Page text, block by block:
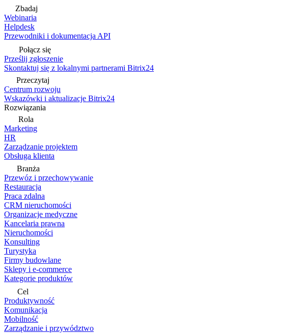
Zbadaj
Webinaria
Helpdesk
Przewodniki i dokumentacja API
Połącz się
Prześlij zgłoszenie
Skontaktuj się z lokalnymi partnerami Bitrix24
Przeczytaj
Centrum rozwoju
Wskazówki i aktualizacje Bitrix24
Rozwiązania
Rola
Marketing
HR
Zarządzanie projektem
Obsługa klienta
Branża
Przewóz i przechowywanie
Restauracja
Praca zdalna
CRM nieruchomości
Organizacje medyczne
Kancelaria prawna
Nieruchomości
Konsulting
Turystyka
Firmy budowlane
Sklepy i e-commerce
Kategorie produktów
Cel
Produktywność
Komunikacja
Mobilność
Zarządzanie i przywództwo